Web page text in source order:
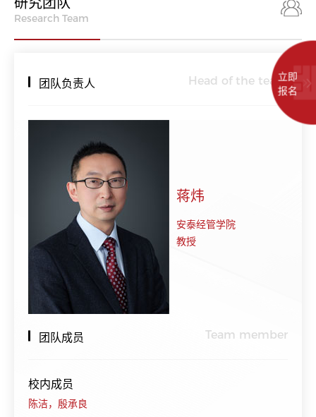
立即
报名
Research Team
团队负责人 Head of the team
蒋炜
安泰经管学院
教授
团队成员 Team member
校内成员
陈洁，殷承良